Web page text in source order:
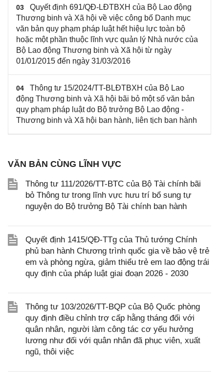
03
Quyết định 691/QĐ-LĐTBXH của Bộ Lao động
Thương binh và Xã hội về việc công bố Danh mục
văn bản quy phạm pháp luật hết hiệu lực toàn bộ
hoặc một phần thuộc lĩnh vực quản lý Nhà nước của
Bộ Lao động Thương binh và Xã hội từ ngày
01/01/2015 đến ngày 31/03/2016
04
Thông tư 15/2024/TT-BLĐTBXH của Bộ Lao
động Thương binh và Xã hội bãi bỏ một số văn bản
quy phạm pháp luật do Bộ trưởng Bộ Lao động -
Thương binh và Xã hội ban hành, liên tịch ban hành
VĂN BẢN CÙNG LĨNH VỰC
Thông tư 111/2026/TT-BTC của Bộ Tài chính bãi
bỏ Thông tư trong lĩnh vực hưu trí bổ sung tự
nguyện do Bộ trưởng Bộ Tài chính ban hành
Quyết định 1415/QĐ-TTg của Thủ tướng Chính
phủ ban hành Chương trình quốc gia về bảo vệ trẻ
em và phòng ngừa, giảm thiểu trẻ em lao động trái
quy định của pháp luật giai đoạn 2026 - 2030
Thông tư 103/2026/TT-BQP của Bộ Quốc phòng
quy định điều chỉnh trợ cấp hằng tháng đối với
quân nhân, người làm công tác cơ yếu hưởng
lương như đối với quân nhân đã phục viên, xuất
ngũ, thôi việc